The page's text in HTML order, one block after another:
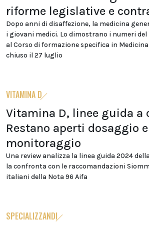
riforme legislative e
Dopo anni di disaffezione, la medicina
i giovani medici. Lo dimostrano i numeri del
al Corso di formazione specifica in
chiuso il 27 luglio
VITAMINA D
Vitamina D, linee guida a
Restano aperti dosaggio e
monitoraggio
Una review analizza la linea guida 2024
la confronta con le raccomandazioni
italiani della Nota 96 Aifa
SPECIALIZZANDI